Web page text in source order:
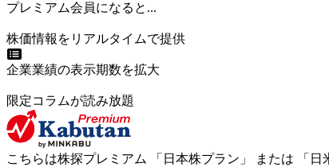
プレミアム会員になると...
株価情報をリアルタイムで提供
企業業績の表示期数を拡大
限定コラムが読み放題
こちらは株探プレミアム 「 日本株プラン 」 または 「 日